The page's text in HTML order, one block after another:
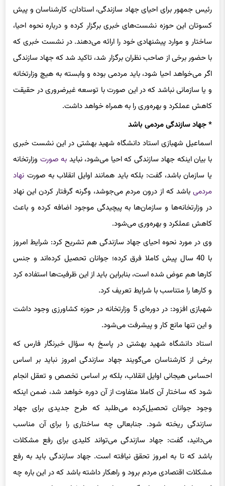
رئیس جمهور برای احیای جهاد سازندگی، استادان، کارشناسان و پیش
کسوتان این حوزه نشست‌های خبری برگزار کرده و درباره نحوه احیا،
ساختار و موارد پیشنهادی خود را ارائه می‌دهند. در نشست خبری که
با حضور برخی از صاحب نظران برگزار شد، تاکید شد که جهاد سازندگی
اگر می‌خواهد احیا شود، باید مردمی بوده و وابسته به هیچ وزارتخانه
و یا سازمانی نباشد که در این صورت با توسعه غیرضروری در حقیقت
کاهش عملکرد و بهره‌وری را به همراه خواهد داشت.
* جهاد سازندگی مردمی باشد
اسماعیل شهبازی استاد دانشگاه شهید بهشتی در این نشست خبری
با بیان اینکه جهاد سازندگی که احیا می‌شود، نباید به صورت وزارتخانه
یا سازمان باشد، گفت: بلکه باید همانند اوایل انقلاب به صورت نهاد
مردمی باشد که از درون مردم می‌جوشد، وگرنه گرفتار کردن این نهاد
در وزارتخانه‌ها و سازمان‌ها به پیچیدگی موجود اضافه کرده و باعث
کاهش عملکرد و بهره‌وری می‌شود.
وی در مورد نحوه احیای جهاد سازندگی هم تشریح کرد: شرایط امروز
با 40 سال پیش کاملا فرق کرده؛ جوانان تحصیل ‌کرده‌اند و جنس
کارها هم عوض شده است، بنابراین باید از این ظرفیت‌ها استفاده کرد
و کارها را متناسب با شرایط تعریف کرد.
شهبازی افزود: در دوره‌ای 5 وزارتخانه در حوزه کشاورزی وجود داشت
و این تنها مانع کار و پیشرفت می‌شود.
استاد دانشگاه شهید بهشتی در پاسخ به سؤال خبرنگار فارس که
برخی از کارشناسان می‌گویند جهاد سازندگی امروز نباید بر اساس
احساس هیجانی اوایل انقلاب، بلکه بر اساس تخصص و تعقل انجام
شود که ساختار آن کاملا متفاوت از آن دوره خواهد شد، ضمن اینکه
وجود جوانان تحصیل‌کرده می‌طلبد که طرح جدیدی برای جهاد
سازندگی ریخته شود. جنابعالی چه ساختاری را برای آن مناسب
می‌دانید، گفت: جهاد سازندگی می‌تواند کلیدی برای رفع مشکلات
باشد که تا به امروز تحقق نیافته است. جهاد سازندگی باید به رفع
مشکلات اقتصادی مردم برود و راهکار داشته باشد که در این باره چه